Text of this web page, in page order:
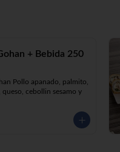
+ Bebida 250
Pollo apanado, palmito,
queso, cebollin sesamo y